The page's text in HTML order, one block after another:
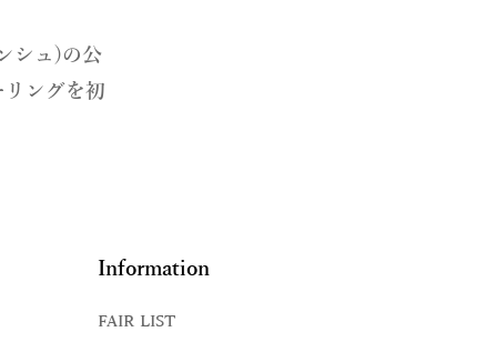
シュ)の公
ングを初
Information
FAIR LIST